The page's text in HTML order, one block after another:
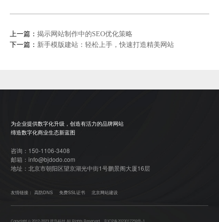
上一篇： 揭示网站制作中的SEO优化策略
下一篇： 新手模版建站：轻松上手，快速打造精美网站
为企业提供数字化升级，创造有活力的品牌网站
缔造数字化商业生态新蓝图
咨询：150-1106-3408
邮箱：info@bjdodo.com
地址：北京市朝阳区望京湖光中街1号鹏景阁大厦16层
友情链接： 高防DNS 免费SSL证书 北京网站建设